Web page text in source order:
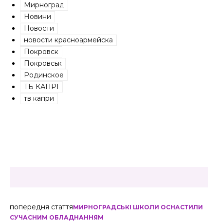
Мирноград
Новини
Новости
новости красноармейска
Покровск
Покровськ
Родинское
ТБ КАПРІ
тв капри
попередня статтяМИРНОГРАДСЬКІ ШКОЛИ ОСНАСТИЛИ
СУЧАСНИМ ОБЛАДНАННЯМ